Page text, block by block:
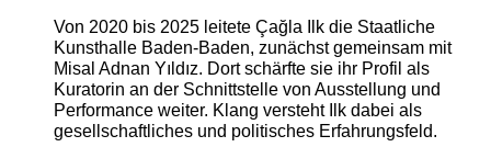
Von 2020 bis 2025 leitete Çağla Ilk die Staatliche
Kunsthalle Baden-Baden, zunächst gemeinsam mit
Misal Adnan Yıldız. Dort schärfte sie ihr Profil als
Kuratorin an der Schnittstelle von Ausstellung und
Performance weiter. Klang versteht Ilk dabei als
gesellschaftliches und politisches Erfahrungsfeld.